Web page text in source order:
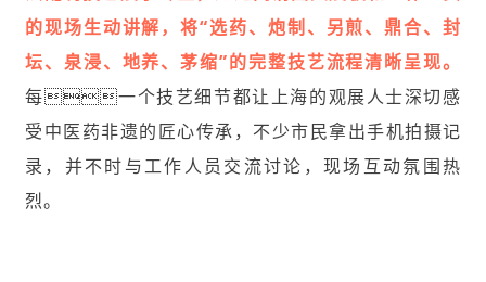
的现场生动讲解，将“选药、炮制、另煎、鼎合、封
坛、泉浸、地养、茅缩”的完整技艺流程清晰呈现。
每一个技艺细节都让上海的观展人士深切感
受中医药非遗的匠心传承，不少市民拿出手机拍摄记
录，并不时与工作人员交流讨论，现场互动氛围热
烈。